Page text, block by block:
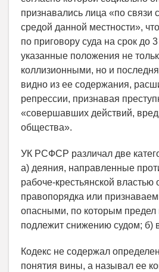
признавались лица «по связи
средой данной местности»,
по приговору суда на срок до
указанные положения не
коллизионными, но и
видно из ее содержания,
репрессии, признавая
«совершавших действий,
общества».
УК РСФСР различал две
а) деяния, направленные
рабоче-крестьянской властью
правопорядка или
опасными, по которым предел
подлежит снижению судом; б)
Кодекс не содержал
понятия вины, а называл ее